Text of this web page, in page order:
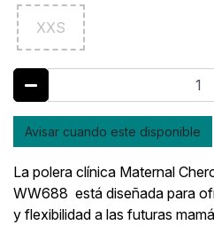
XXS
Avisar cuando este disponible
La polera clínica Maternal
WW688 está diseñada para
y flexibilidad a las futuras